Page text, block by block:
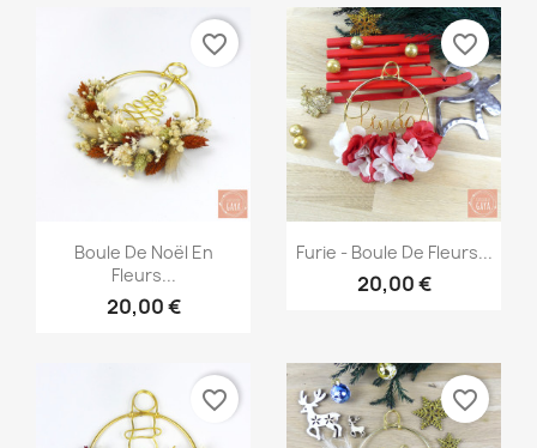
Aperçu rapide
Boule De Noël En
Fleurs...
20,00 €
favorite_border
 Aperçu rapide
Furie - Boule De Fleurs...
20,00 €
favorite_border
favorite_border favorite_border